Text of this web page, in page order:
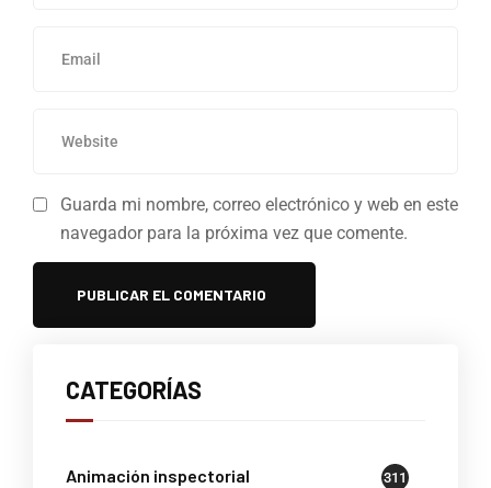
Guarda mi nombre, correo electrónico y web en este
navegador para la próxima vez que comente.
CATEGORÍAS
Animación inspectorial 311